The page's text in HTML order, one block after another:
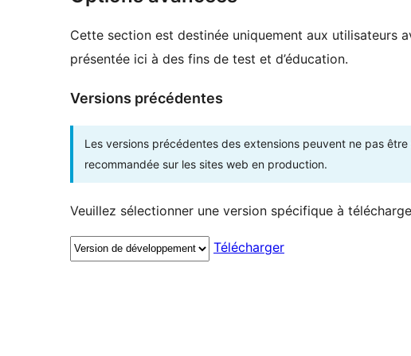
Cette section est destinée uniquement aux utilisateurs
présentée ici à des fins de test et d’éducation.
Versions précédentes
Les versions précédentes des extensions peuvent ne pas
recommandée sur les sites web en production.
Veuillez sélectionner une version spécifique à
Télécharger